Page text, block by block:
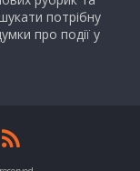
потрібну
про події у